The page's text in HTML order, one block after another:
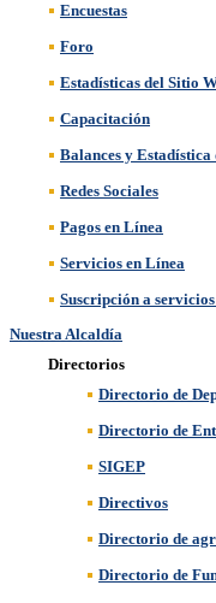
Encuestas
Foro
Estadísticas del Sitio
Capacitación
Balances y
Redes Sociales
Pagos en Línea
Servicios en Línea
Suscripción a
Nuestra Alcaldía
Directorios
Directorio de
Directorio de
SIGEP
Directivos
Directorio de
Directorio de